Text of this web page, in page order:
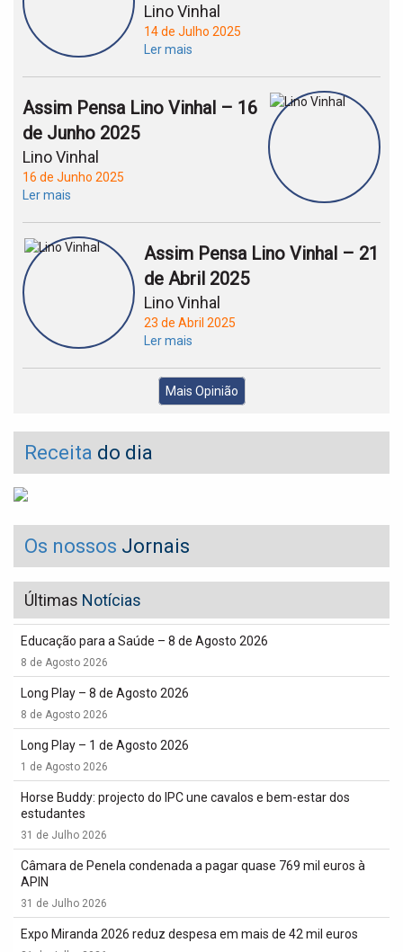
Lino Vinhal
14 de Julho 2025
Ler mais
Assim Pensa Lino Vinhal – 16
de Junho 2025
Lino Vinhal
16 de Junho 2025
Ler mais
Assim Pensa Lino Vinhal – 21
de Abril 2025
Lino Vinhal
23 de Abril 2025
Ler mais
Mais Opinião
Receita do dia
Os nossos Jornais
Últimas Notícias
Educação para a Saúde – 8 de Agosto 2026
8 de Agosto 2026
Long Play – 8 de Agosto 2026
8 de Agosto 2026
Long Play – 1 de Agosto 2026
1 de Agosto 2026
Horse Buddy: projecto do IPC une cavalos e bem-estar dos
estudantes
31 de Julho 2026
Câmara de Penela condenada a pagar quase 769 mil euros à
APIN
31 de Julho 2026
Expo Miranda 2026 reduz despesa em mais de 42 mil euros